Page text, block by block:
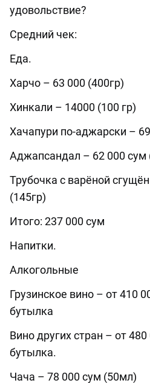
удовольствие?
Средний чек:
Еда.
Харчо – 63 000 (400гр)
Хинкали – 14000 (100 гр)
Хачапури по-аджарски –
Аджапсандал – 62 000 сум
Трубочка с варёной
(145гр)
Итого: 237 000 сум
Напитки.
Алкогольные
Грузинское вино – от 410
бутылка
Вино других стран – от
бутылка.
Чача – 78 000 сум (50мл)